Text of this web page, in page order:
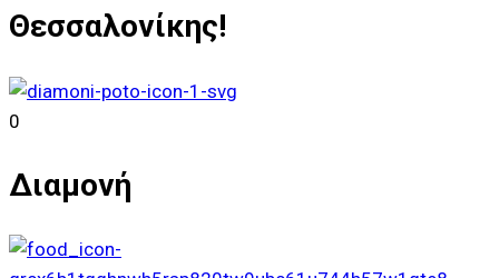
Θεσσαλονίκης!
0
Διαμονή